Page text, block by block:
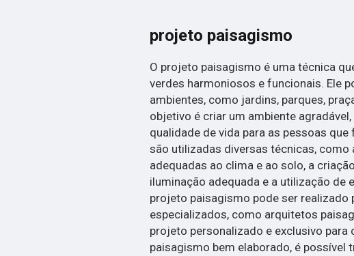
projeto paisagismo
O projeto paisagismo é uma técnica
verdes harmoniosos e funcionais. Ele
ambientes, como jardins, parques,
objetivo é criar um ambiente
qualidade de vida para as pessoas
são utilizadas diversas técnicas, como
adequadas ao clima e ao solo, a
iluminação adequada e a utilização de
projeto paisagismo pode ser realizado
especializados, como arquitetos
projeto personalizado e exclusivo para
paisagismo bem elaborado, é possível